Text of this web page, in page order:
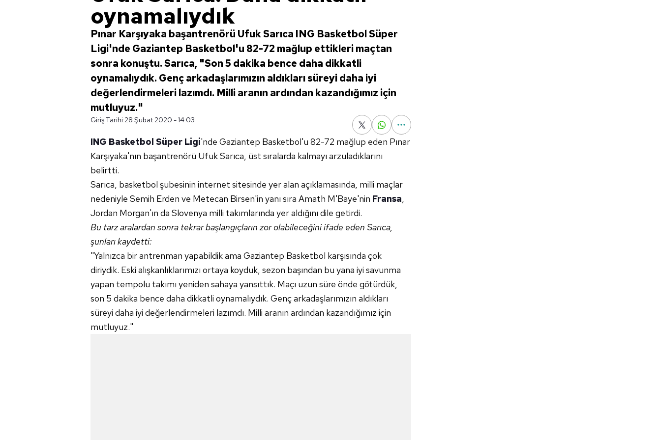
oynamalıydık
Pınar Karşıyaka başantrenörü Ufuk Sarıca ING Basketbol Süper
Ligi'nde Gaziantep Basketbol'u 82-72 mağlup ettikleri maçtan
sonra konuştu. Sarıca, "Son 5 dakika bence daha dikkatli
oynamalıydık. Genç arkadaşlarımızın aldıkları süreyi daha iyi
değerlendirmeleri lazımdı. Milli aranın ardından kazandığımız için
mutluyuz."
Giriş Tarihi:28 Şubat 2020 - 14:03
ING Basketbol Süper Ligi'nde Gaziantep Basketbol'u 82-72 mağlup eden Pınar
Karşıyaka'nın başantrenörü Ufuk Sarıca, üst sıralarda kalmayı arzuladıklarını
belirtti.
Sarıca, basketbol şubesinin internet sitesinde yer alan açıklamasında, milli maçlar
nedeniyle Semih Erden ve Metecan Birsen'in yanı sıra Amath M'Baye'nin Fransa,
Jordan Morgan'ın da Slovenya milli takımlarında yer aldığını dile getirdi.
Bu tarz aralardan sonra tekrar başlangıçların zor olabileceğini ifade eden Sarıca,
şunları kaydetti:
"Yalnızca bir antrenman yapabildik ama Gaziantep Basketbol karşısında çok
diriydik. Eski alışkanlıklarımızı ortaya koyduk, sezon başından bu yana iyi savunma
yapan tempolu takımı yeniden sahaya yansıttık. Maçı uzun süre önde götürdük,
son 5 dakika bence daha dikkatli oynamalıydık. Genç arkadaşlarımızın aldıkları
süreyi daha iyi değerlendirmeleri lazımdı. Milli aranın ardından kazandığımız için
mutluyuz."